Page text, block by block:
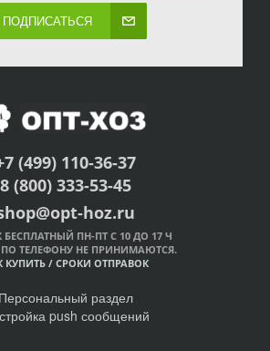
ПОДПИСАТЬСЯ
(499) 110-36-37
8 (800) 333-53-45
hoz.ru
ПН-ПТ С 10 ДО 17 Ч
ТЕЛЕФОНУ НЕ ПРИНИМАЮТСЯ.
КУПИТЬ / СРОКИ ОТПРАВОК
Персональный раздел
push сообщений